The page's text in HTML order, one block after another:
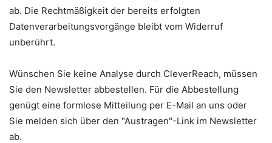
ab. Die Rechtmäßigkeit der bereits erfolgten
Datenverarbeitungsvorgänge bleibt vom Widerruf
unberührt.
Wünschen Sie keine Analyse durch CleverReach, müssen
Sie den Newsletter abbestellen. Für die Abbestellung
genügt eine formlose Mitteilung per E-Mail an uns oder
Sie melden sich über den "Austragen"-Link im Newsletter
ab.